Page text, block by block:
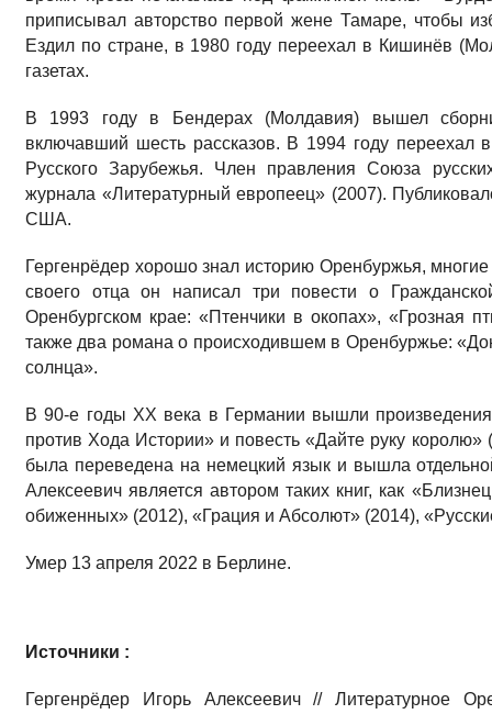
приписывал авторство первой жене Тамаре, чтобы
Ездил по стране, в 1980 году переехал в Кишинёв
газетах.
В 1993 году в Бендерах (Молдавия) вышел
включавший шесть рассказов. В 1994 году переехал
Русского Зарубежья. Член правления Союза
журнала «Литературный европеец» (2007).
США.
Гергенрёдер хорошо знал историю Оренбуржья,
своего отца он написал три повести о
Оренбургском крае: «Птенчики в окопах», «Грозная
также два романа о происходившем в Оренбуржье:
солнца».
В 90-е годы ХХ века в Германии вышли
против Хода Истории» и повесть «Дайте руку королю»
была переведена на немецкий язык и вышла
Алексеевич является автором таких книг, как
обиженных» (2012), «Грация и Абсолют» (2014),
Умер 13 апреля 2022 в Берлине.
Источники :
Гергенрёдер Игорь Алексеевич // Литературное